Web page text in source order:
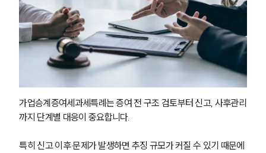
세미나
대륜법률상담예약
대륜법률상담예약
가업승계증여세과세특례는 증여 전 구조 검토부터 신고, 사후관리
까지 단계별 대응이 중요합니다.
특히 신고 이후 문제가 발생하면 추징 규모가 커질 수 있기 때문에